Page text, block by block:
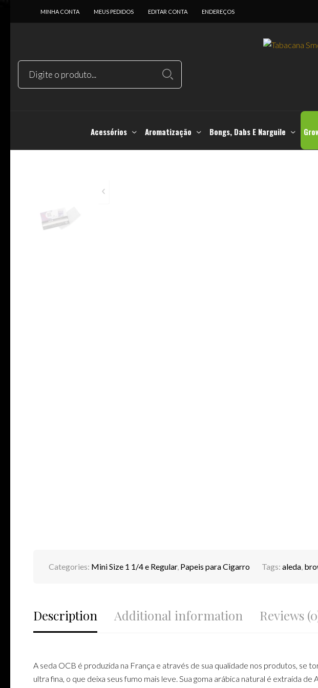
MINHA CONTA MEUS PEDIDOS EDITAR CONTA ENDEREÇOS
Acessórios Aromatização Bongs, Dabs E Narguile
Categories: Mini Size 1 1/4 e Regular, Papeis para Cigarro Tags: aleda,
Description Additional information Reviews
A seda OCB é produzida na França e através de sua qualidade nos produtos, se
ultra fina, o que deixa seus fumo mais leve. Sua goma arábica natural é extraída